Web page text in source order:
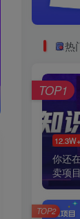
热
你还
卖项
TOP1
TOP2